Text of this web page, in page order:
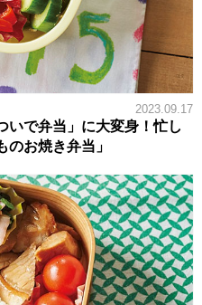
2023.09.17
いで弁当」に大変身！忙し
お焼き弁当」